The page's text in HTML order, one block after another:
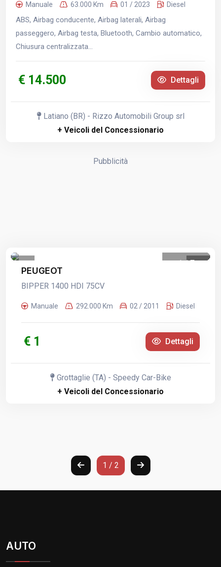
Manuale 63.000 Km 01 / 2023 Diesel
ABS, Airbag conducente, Airbag laterali, Airbag
passeggero, Airbag testa, Bluetooth, Cambio automatico,
Chiusura centralizzata...
€ 14.500 Dettagli
Latiano (BR) - Rizzo Automobili Group srl
+ Veicoli del Concessionario
Pubblicità
1 /7
PEUGEOT
BIPPER 1400 HDI 75CV
Manuale 292.000 Km 02 / 2011 Diesel
€ 1 Dettagli
Grottaglie (TA) - Speedy Car-Bike
+ Veicoli del Concessionario
1 / 2
AUTO